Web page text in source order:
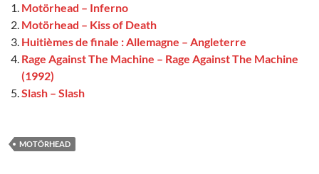
Motörhead – Inferno
Motörhead – Kiss of Death
Huitièmes de finale : Allemagne – Angleterre
Rage Against The Machine – Rage Against The Machine
(1992)
Slash – Slash
MOTÖRHEAD